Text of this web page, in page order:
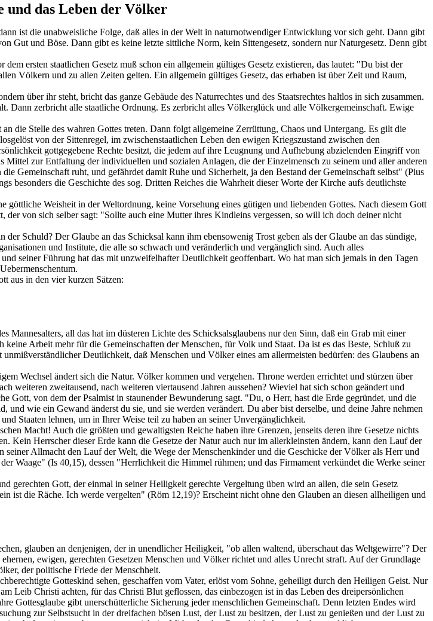
und das Leben der Völker
ist die unabweisliche Folge, daß alles in der Welt in naturnotwendiger Entwicklung vor sich geht. Dann gibt
Gut und Böse. Dann gibt es keine letzte sittliche Norm, kein Sittengesetz, sondern nur Naturgesetz. Denn gibt
ersten staatlichen Gesetz muß schon ein allgemein gültiges Gesetz existieren, das lautet: "Du bist der
Völkern und zu allen Zeiten gelten. Ein allgemein gültiges Gesetz, das erhaben ist über Zeit und Raum,
über ihr steht, bricht das ganze Gebäude des Naturrechtes und des Staatsrechtes haltlos in sich zusammen.
Dann zerbricht alle staatliche Ordnung. Es zerbricht alles Völkerglück und alle Völkergemeinschaft. Ewige
die Stelle des wahren Gottes treten. Dann folgt allgemeine Zerrüttung, Chaos und Untergang. Es gilt die
von der Sittenregel, im zwischenstaatlichen Leben den ewigen Kriegszustand zwischen den
gottgegebene Rechte besitzt, die jedem auf ihre Leugnung und Aufhebung abzielenden Eingriff von
zur Entfaltung der individuellen und sozialen Anlagen, die der Einzelmensch zu seinem und aller anderen
Gemeinschaft ruht, und gefährdet damit Ruhe und Sicherheit, ja den Bestand der Gemeinschaft selbst" (Pius
die Geschichte des sog. Dritten Reiches die Wahrheit dieser Worte der Kirche aufs deutlichste
göttliche Weisheit in der Weltordnung, keine Vorsehung eines gütigen und liebenden Gottes. Nach diesem Gott
der von sich selber sagt: "Sollte auch eine Mutter ihres Kindleins vergessen, so will ich doch deiner nicht
Schuld? Der Glaube an das Schicksal kann ihm ebensowenig Trost geben als der Glaube an das sündige,
und Institute, die alle so schwach und veränderlich und vergänglich sind. Auch alles
seiner Führung hat das mit unzweifelhafter Deutlichkeit geoffenbart. Wo hat man sich jemals in den Tagen
aus in den vier kurzen Sätzen:
all das hat im düsteren Lichte des Schicksalsglaubens nur den Sinn, daß ein Grab mit einer
Arbeit mehr für die Gemeinschaften der Menschen, für Volk und Staat. Da ist es das Beste, Schluß zu
Deutlichkeit, daß Menschen und Völker eines am allermeisten bedürfen: des Glaubens an
Wechsel ändert sich die Natur. Völker kommen und vergehen. Throne werden errichtet und stürzen über
weiteren zweitausend, nach weiteren viertausend Jahren aussehen? Wieviel hat sich schon geändert und
Gott, von dem der Psalmist in staunender Bewunderung sagt. "Du, o Herr, hast die Erde gegründet, und die
wie ein Gewand änderst du sie, und sie werden verändert. Du aber bist derselbe, und deine Jahre nehmen
Staaten lehnen, um in Ihrer Weise teil zu haben an seiner Unvergänglichkeit.
Macht! Auch die größten und gewaltigsten Reiche haben ihre Grenzen, jenseits deren ihre Gesetze nichts
Herrscher dieser Erde kann die Gesetze der Natur auch nur im allerkleinsten ändern, kann den Lauf der
Allmacht den Lauf der Welt, die Wege der Menschenkinder und die Geschicke der Völker als Herr und
Waage" (Is 40,15), dessen "Herrlichkeit die Himmel rühmen; und das Firmament verkündet die Werke seiner
gerechten Gott, der einmal in seiner Heiligkeit gerechte Vergeltung üben wird an allen, die sein Gesetz
ist die Räche. Ich werde vergelten" (Röm 12,19)? Erscheint nicht ohne den Glauben an diesen allheiligen und
glauben an denjenigen, der in unendlicher Heiligkeit, "ob allen waltend, überschaut das Weltgewirre"? Der
ewigen, gerechten Gesetzen Menschen und Völker richtet und alles Unrecht straft. Auf der Grundlage
der politische Friede der Menschheit.
Gotteskind sehen, geschaffen vom Vater, erlöst vom Sohne, geheiligt durch den Heiligen Geist. Nur
Leib Christi achten, für das Christi Blut geflossen, das einbezogen ist in das Leben des dreipersönlichen
Gottesglaube gibt unerschütterliche Sicherung jeder menschlichen Gemeinschaft. Denn letzten Endes wird
zur Selbstsucht in der dreifachen bösen Lust, der Lust zu besitzen, der Lust zu genießen und der Lust zu